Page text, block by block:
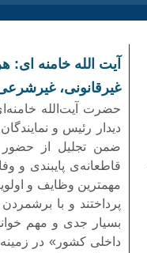
آیت الله خامنه ای:
غیرقانونی،
حضرت آیت‌الله
دیدار رئیس و
ضمن تجلیل از حضور
قاطعانه‌ی پایبندی و
مهمترین وظایف و
پرداختند و با
بسیار جدی و مهم
داخلی کشور» در